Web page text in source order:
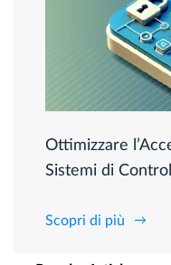
Ottimizzare
Sistemi di
Scopri di più